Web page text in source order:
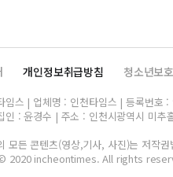
개인정보취급방침 청소년보
임스 | 업체명 : 인천타임스 | 등록번호
인 : 윤경수 | 주소 : 인천시광역시 미
모든 콘텐츠(영상,기사, 사진)는 저작
2020 incheontimes. All rights